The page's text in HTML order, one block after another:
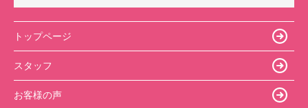
トップページ
スタッフ
お客様の声